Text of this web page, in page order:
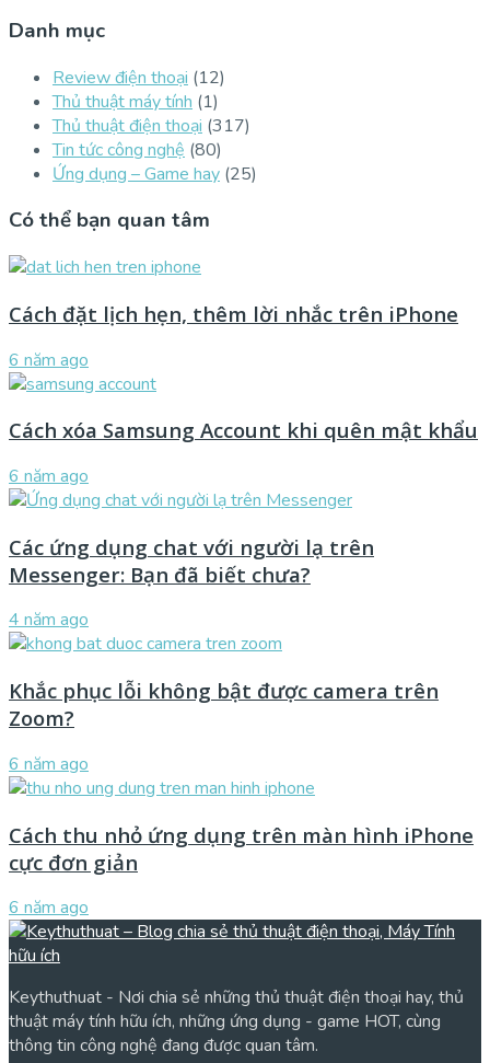
Danh mục
Review điện thoại (12)
Thủ thuật máy tính (1)
Thủ thuật điện thoại (317)
Tin tức công nghệ (80)
Ứng dụng – Game hay (25)
Có thể bạn quan tâm
Cách đặt lịch hẹn, thêm lời nhắc trên iPhone
6 năm ago
Cách xóa Samsung Account khi quên mật khẩu
6 năm ago
Các ứng dụng chat với người lạ trên
Messenger: Bạn đã biết chưa?
4 năm ago
Khắc phục lỗi không bật được camera trên
Zoom?
6 năm ago
Cách thu nhỏ ứng dụng trên màn hình iPhone
cực đơn giản
6 năm ago
Keythuthuat - Nơi chia sẻ những thủ thuật điện thoại hay, thủ
thuật máy tính hữu ích, những ứng dụng - game HOT, cùng
thông tin công nghệ đang được quan tâm.